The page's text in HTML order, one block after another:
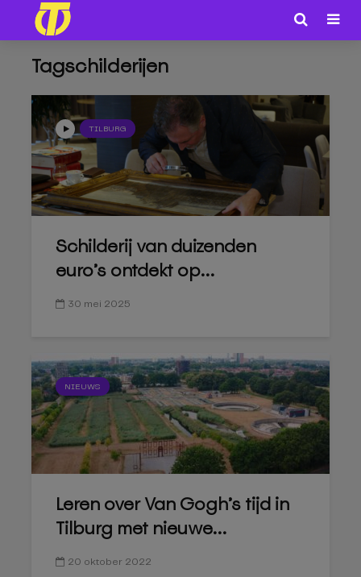
Tagschilderijen
TILBURG
Schilderij van duizenden
euro’s ontdekt op...
30 mei 2025
NIEUWS
Leren over Van Gogh’s tijd in
Tilburg met nieuwe...
20 oktober 2022